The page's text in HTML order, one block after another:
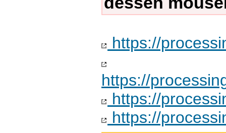
https://
https://
https://
https://